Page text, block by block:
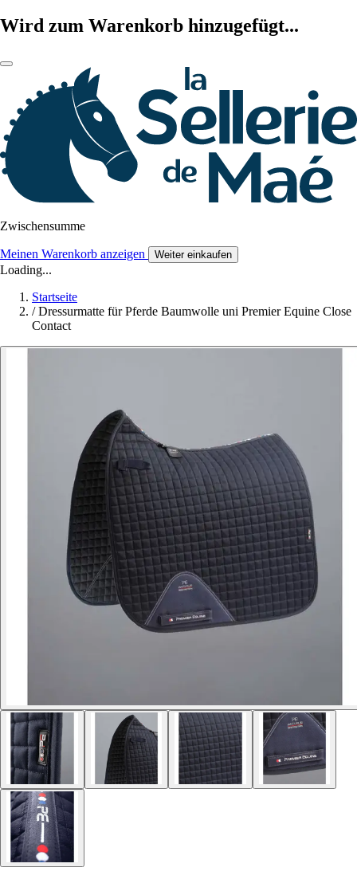
Wird zum Warenkorb hinzugefügt...
Zwischensumme
Meinen Warenkorb anzeigen Weiter einkaufen
Loading...
Startseite
/ Dressurmatte für Pferde Baumwolle uni Premier Equine Close
Contact